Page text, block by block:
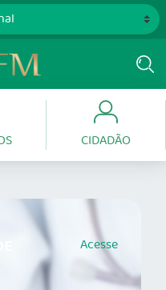
CIDADÃO
Acesse